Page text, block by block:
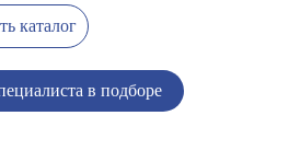
каталог
в подборе